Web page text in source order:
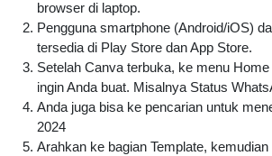
browser di laptop.
Pengguna smartphone (Android/iOS)
tersedia di Play Store dan App Store.
Setelah Canva terbuka, ke menu
ingin Anda buat. Misalnya Status
Anda juga bisa ke pencarian untuk
2024
Arahkan ke bagian Template,